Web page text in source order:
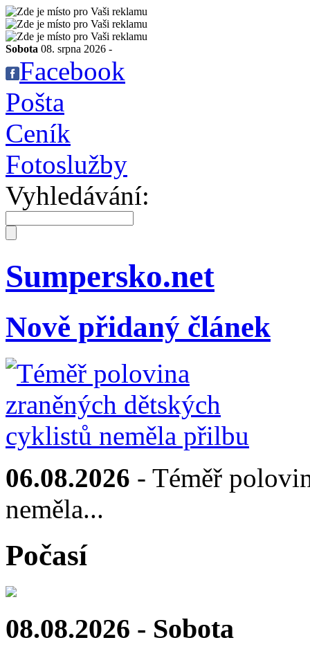
Sobota 08. srpna 2026 -
Facebook
Pošta
Ceník
Fotoslužby
Vyhledávání:
Sumpersko.net
Nově přidaný článek
06.08.2026 - Téměř
neměla...
Počasí
08.08.2026 - Sobota